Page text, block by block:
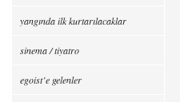
yangında ilk kurtarılacaklar
sinema / tiyatro
egoist’e gelenler